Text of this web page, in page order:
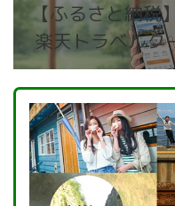
【ふるさと納税
楽天トラベルク